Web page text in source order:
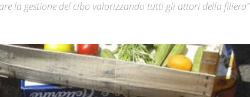
la gestione del cibo valorizzando tutti gli attori della filiera”